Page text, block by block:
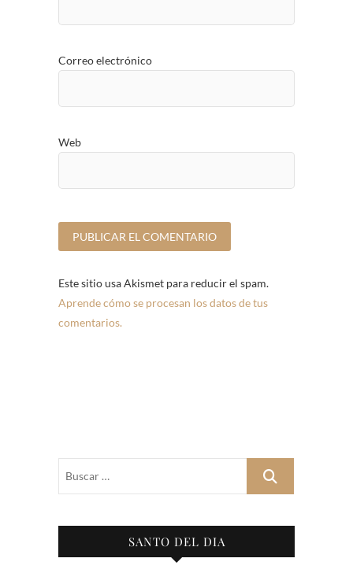
Correo electrónico
Web
Este sitio usa Akismet para reducir el spam.
Aprende cómo se procesan los datos de tus
comentarios.
Buscar
SANTO DEL DIA